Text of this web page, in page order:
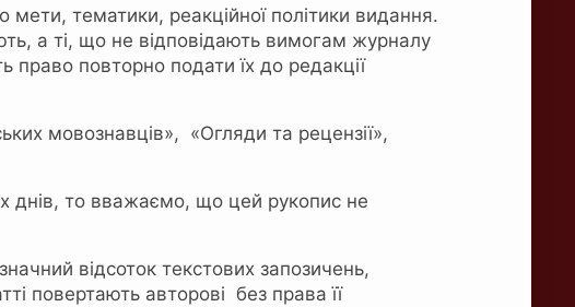
тематики, реакційної політики видання.
а ті, що не відповідають вимогам журналу
повторно подати їх до редакції
мовознавців», «Огляди та рецензії»,
днів, то вважаємо, що цей рукопис не
відсоток текстових запозичень,
повертають авторові без права її